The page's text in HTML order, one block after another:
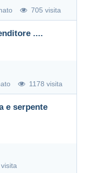
705 visita
....
1178 visita
e serpente